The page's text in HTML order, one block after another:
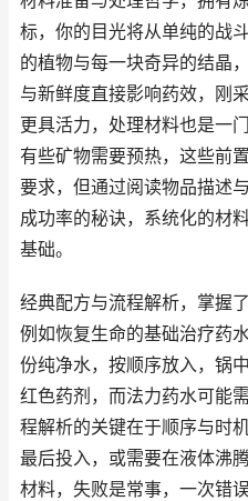
标，你的目光将从单纯的战
的植物与每一块奇异的结晶
与新鲜度直接影响药效，刚
更具活力，处理材料也是一
有些矿物需要预热，这些前
要求，但通过阅读物品描述
成功率的秘诀，系统化的材
基础。
经典配方与流程解析，掌握
例如恢复生命的基础治疗药
份纯净水，按顺序放入，锅
红色药剂，而法力药水可能
程解析的关键在于顺序与时
最后投入，或需要在液体沸
材料，失败是常事，一次错